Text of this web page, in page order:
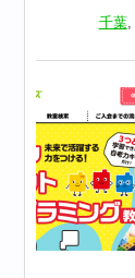
千葉,